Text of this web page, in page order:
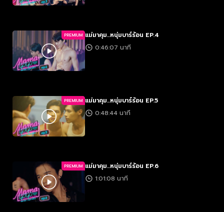
PREMIUM แม่มาคุม...หนุ่มบาร์ร้อน EP.4
0:46:07 นาที
PREMIUM แม่มาคุม...หนุ่มบาร์ร้อน EP.5
0:48:44 นาที
PREMIUM แม่มาคุม...หนุ่มบาร์ร้อน EP.6
1:01:08 นาที